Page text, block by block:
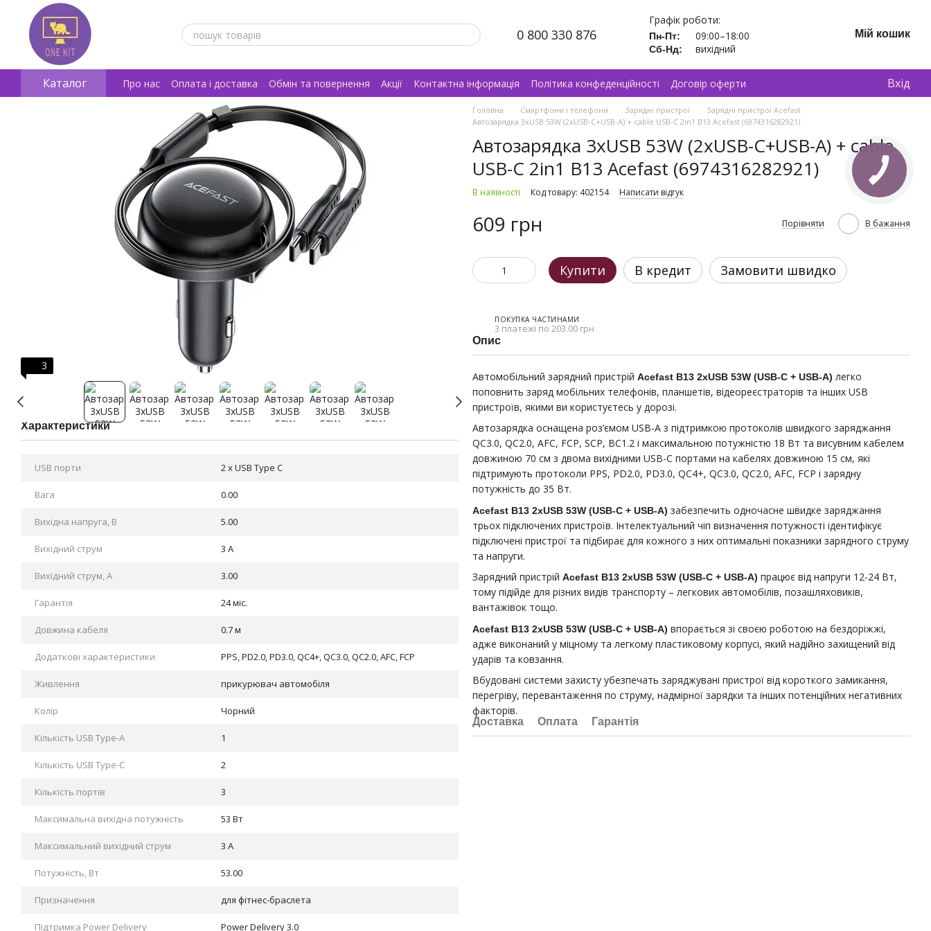
Перейти к основному контенту
0 800 330 876
Графік роботи:
Пн-Пт: 09:00–18:00
Сб-Нд: вихідний
Мій кошик
Каталог Про нас Оплата і доставка Обмін та повернення Акції Контактна інформація Політика конфеденційності
Договір оферти
Відгуки про магазин
Вхід
3
Характеристики
USB порти 2 x USB Type C
Вага 0.00
Вихідна напруга, В 5.00
Вихідний струм 3 A
Вихідний струм, А 3.00
Гарантія 24 міс.
Довжина кабеля 0.7 м
Додаткові характеристики PPS, PD2.0, PD3.0, QC4+, QC3.0, QC2.0, AFC, FCP
Живлення прикурювач автомобіля
Колір Чорний
Кількість USB Type-A 1
Кількість USB Type-С 2
Кількість портів 3
Максимальна вихідна потужність 53 Вт
Максимальний вихідний струм 3 А
Потужність, Вт 53.00
Призначення для фітнес-браслета
Підтримка Power Delivery Power Delivery 3.0
Головна Смартфони і телефони Зарядні пристрої
Зарядні пристрої Acefast
Автозарядка 3xUSB 53W (2xUSB-C+USB-A) + cable USB-C 2in1 B13 Acefast (6974316282921)
Автозарядка 3xUSB 53W (2xUSB-C+USB-A) + cable
USB-C 2in1 B13 Acefast (6974316282921)
В наявності Код товару: 402154 Написати відгук
609 грн Порівняти В бажання
Купити В кредит Замовити швидко
ПОКУПКА ЧАСТИНАМИ
3 платежі по 203.00 грн
Опис
Автомобільний зарядний пристрій Acefast B13 2xUSB 53W (USB-C + USB-A) легко
поповнить заряд мобільних телефонів, планшетів, відеореєстраторів та інших USB
пристроїв, якими ви користуєтесь у дорозі.
Автозарядка оснащена роз’ємом USB-A з підтримкою протоколів швидкого заряджання
QC3.0, QC2.0, AFC, FCP, SCP, BC1.2 і максимальною потужністю 18 Вт та висувним кабелем
довжиною 70 см з двома вихідними USB-С портами на кабелях довжиною 15 см, які
підтримують протоколи PPS, PD2.0, PD3.0, QC4+, QC3.0, QC2.0, AFC, FCP і зарядну
потужність до 35 Вт.
Acefast B13 2xUSB 53W (USB-C + USB-A) забезпечить одночасне швидке заряджання
трьох підключених пристроїв. Інтелектуальний чіп визначення потужності ідентифікує
підключені пристрої та підбирає для кожного з них оптимальні показники зарядного струму
та напруги.
Зарядний пристрій Acefast B13 2xUSB 53W (USB-C + USB-A) працює від напруги 12-24 Вт,
тому підійде для різних видів транспорту – легкових автомобілів, позашляховиків,
вантажівок тощо.
Acefast B13 2xUSB 53W (USB-C + USB-A) впорається зі своєю роботою на бездоріжжі,
адже виконаний у міцному та легкому пластиковому корпусі, який надійно захищений від
ударів та ковзання.
Вбудовані системи захисту убезпечать заряджувані пристрої від короткого замикання,
перегріву, перевантаження по струму, надмірної зарядки та інших потенційних негативних
факторів.
Доставка Оплата Гарантія